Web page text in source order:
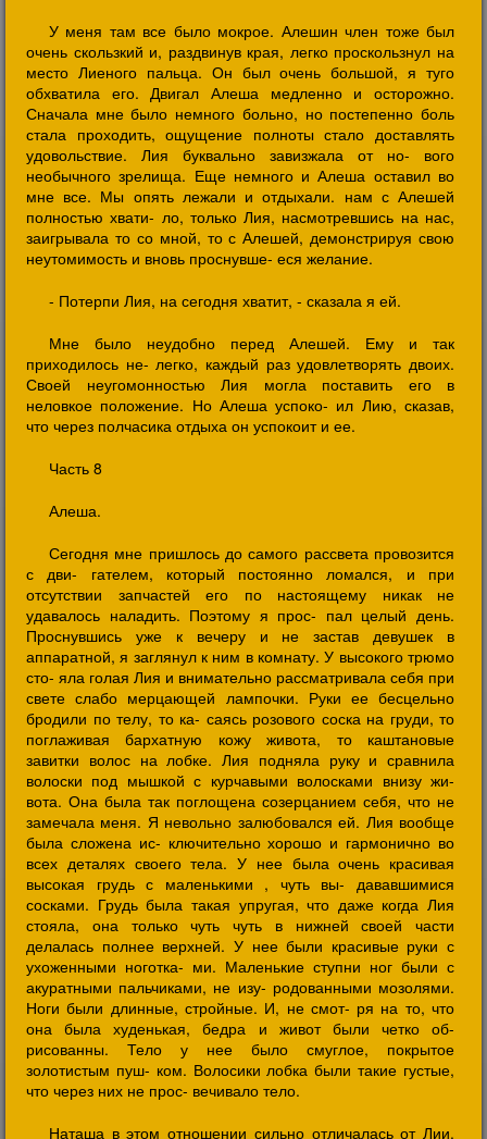
У меня там все было мокрое. Алешин член тоже был
очень скользкий и, раздвинув края, легко проскользнул на
место Лиеного пальца. Он был очень большой, я туго
обхватила его. Двигал Алеша медленно и осторожно.
Сначала мне было немного больно, но постепенно боль
стала проходить, ощущение полноты стало доставлять
удовольствие. Лия буквально завизжала от но- вого
необычного зрелища. Еще немного и Алеша оставил во
мне все. Мы опять лежали и отдыхали. нам с Алешей
полностью хвати- ло, только Лия, насмотревшись на нас,
заигрывала то со мной, то с Алешей, демонстрируя свою
неутомимость и вновь проснувше- еся желание.
- Потерпи Лия, на сегодня хватит, - сказала я ей.
Мне было неудобно перед Алешей. Ему и так
приходилось не- легко, каждый раз удовлетворять двоих.
Своей неугомонностью Лия могла поставить его в
неловкое положение. Но Алеша успоко- ил Лию, сказав,
что через полчасика отдыха он успокоит и ее.
Часть 8
Алеша.
Сегодня мне пришлось до самого рассвета провозится
с дви- гателем, который постоянно ломался, и при
отсутствии запчастей его по настоящему никак не
удавалось наладить. Поэтому я прос- пал целый день.
Проснувшись уже к вечеру и не застав девушек в
аппаратной, я заглянул к ним в комнату. У высокого трюмо
сто- яла голая Лия и внимательно рассматривала себя при
свете слабо мерцающей лампочки. Руки ее бесцельно
бродили по телу, то ка- саясь розового соска на груди, то
поглаживая бархатную кожу живота, то каштановые
завитки волос на лобке. Лия подняла руку и сравнила
волоски под мышкой с курчавыми волосками внизу жи-
вота. Она была так поглощена созерцанием себя, что не
замечала меня. Я невольно залюбовался ей. Лия вообще
была сложена ис- ключительно хорошо и гармонично во
всех деталях своего тела. У нее была очень красивая
высокая грудь с маленькими , чуть вы- дававшимися
сосками. Грудь была такая упругая, что даже когда Лия
стояла, она только чуть чуть в нижней своей части
делалась полнее верхней. У нее были красивые руки с
ухоженными ноготка- ми. Маленькие ступни ног были с
акуратными пальчиками, не изу- родованными мозолями.
Ноги были длинные, стройные. И, не смот- ря на то, что
она была худенькая, бедра и живот были четко об-
рисованны. Тело у нее было смуглое, покрытое
золотистым пуш- ком. Волосики лобка были такие густые,
что через них не прос- вечивало тело.
Наташа в этом отношении сильно отличалась от Лии.